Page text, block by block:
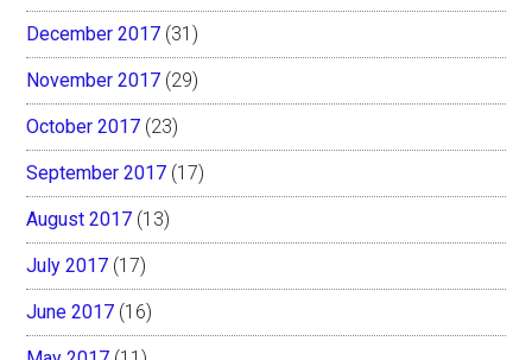
December 2017 (31)
November 2017 (29)
October 2017 (23)
September 2017 (17)
August 2017 (13)
July 2017 (17)
June 2017 (16)